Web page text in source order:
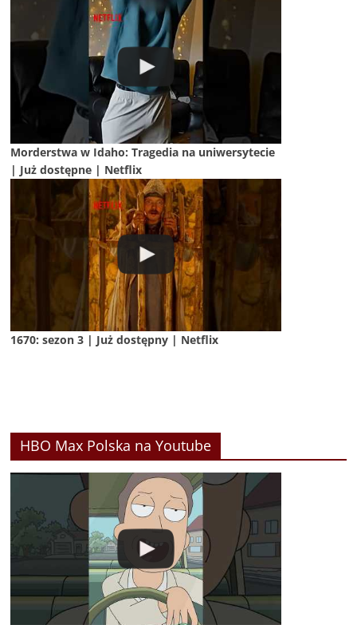
Morderstwa w Idaho: Tragedia na uniwersytecie
| Już dostępne | Netflix
1670: sezon 3 | Już dostępny | Netflix
HBO Max Polska na Youtube